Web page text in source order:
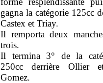
gagna la catégorie 125cc
Castex et Triay.
Il remporta deux
trois.
Il termina 3° de la
250cc derrière Ollier
Gomez.